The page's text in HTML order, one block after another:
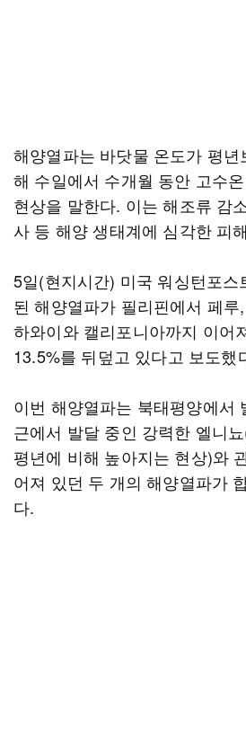
해양열파는 바닷물 온도가 평
해 수일에서 수개월 동안 고수
현상을 말한다. 이는 해조류 감
사 등 해양 생태계에 심각한 피
5일(현지시간) 미국 워싱턴포스
된 해양열파가 필리핀에서 페
하와이와 캘리포니아까지 이어
13.5%를 뒤덮고 있다고 보도했
이번 해양열파는 북태평양에서
근에서 발달 중인 강력한 엘니
평년에 비해 높아지는 현상)와
어져 있던 두 개의 해양열파가
다.